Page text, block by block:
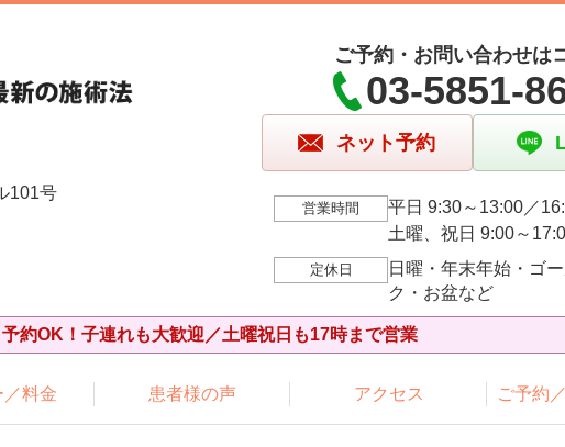
101号
ご予約・お問い合わせは
03-5851-
ネット予約
営業時間
平日 9:30～13:00／
土曜、祝日 9:00～
定休日
日曜・年末年始・ゴ
ク・お盆など
約OK！子連れも大歓迎／土曜祝日も17時まで営業
／料金 患者様の声 アクセス ご予約